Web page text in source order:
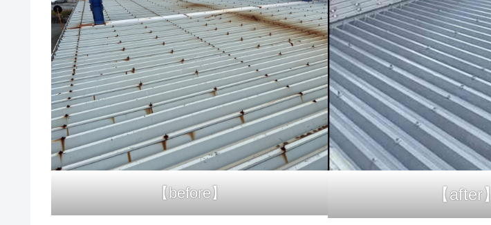
【before】 【after】